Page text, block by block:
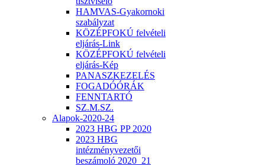
HAMVAS-Gyakornoki
szabályzat
KÖZÉPFOKÚ felvételi
eljárás-Link
KÖZÉPFOKÚ felvételi
eljárás-Kép
PANASZKEZELÉS
FOGADÓÓRÁK
FENNTARTÓ
SZ.M.SZ.
Alapok-2020-24
2023 HBG PP 2020
2023 HBG
intézményvezetői
beszámoló 2020_21